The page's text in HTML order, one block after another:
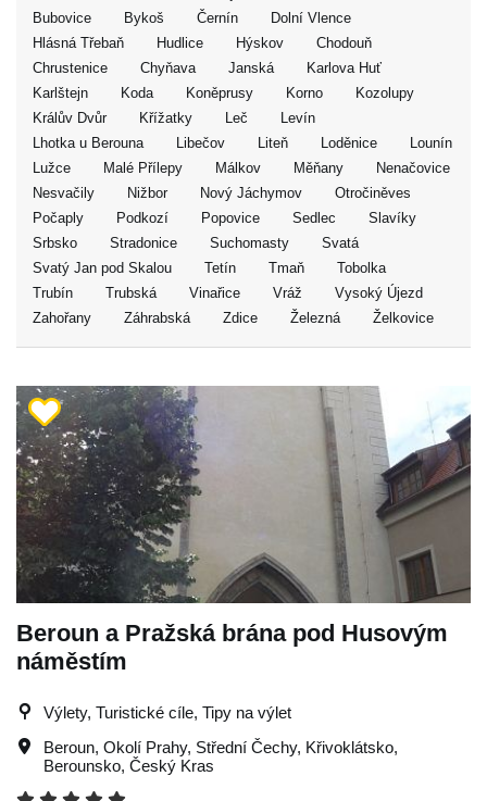
Bubovice
Bykoš Černín
Dolní Vlence
Hlásná Třebaň
Hudlice Hýskov
Chodouň
Chrustenice
Chyňava Janská
Karlova Huť
Karlštejn
Koda Koněprusy Korno
Kozolupy
Králův Dvůr
Křížatky Leč
Levín
Lhotka u Berouna
Libečov Liteň Loděnice
Lounín
Lužce
Malé Přílepy Málkov Měňany
Nenačovice
Nesvačily
Nižbor Nový Jáchymov
Otročiněves
Počaply
Podkozí Popovice Sedlec
Slavíky
Srbsko
Stradonice Suchomasty
Svatá
Svatý Jan pod Skalou
Tetín Tmaň
Tobolka
Trubín
Trubská Vinařice Vráž
Vysoký Újezd
Zahořany
Záhrabská Zdice Železná Želkovice
Beroun a Pražská brána pod Husovým
náměstím
Výlety, Turistické cíle, Tipy na výlet
Beroun, Okolí Prahy, Střední Čechy, Křivoklátsko,
Berounsko, Český Kras